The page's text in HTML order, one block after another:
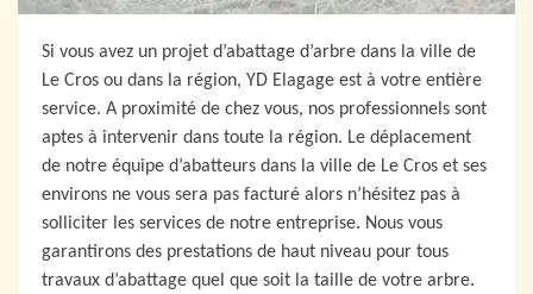
Si vous avez un projet d’abattage d’arbre dans la ville de
Le Cros ou dans la région, YD Elagage est à votre entière
service. A proximité de chez vous, nos professionnels sont
aptes à intervenir dans toute la région. Le déplacement
de notre équipe d’abatteurs dans la ville de Le Cros et ses
environs ne vous sera pas facturé alors n’hésitez pas à
solliciter les services de notre entreprise. Nous vous
garantirons des prestations de haut niveau pour tous
travaux d’abattage quel que soit la taille de votre arbre.